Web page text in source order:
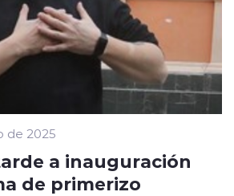
de 2025
a inauguración
de primerizo